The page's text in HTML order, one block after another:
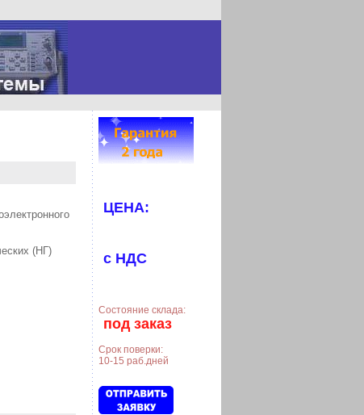
(НГ)
ЦЕНА:
с НДС
Состояние склада:
под заказ
Срок поверки:
10-15 раб.дней